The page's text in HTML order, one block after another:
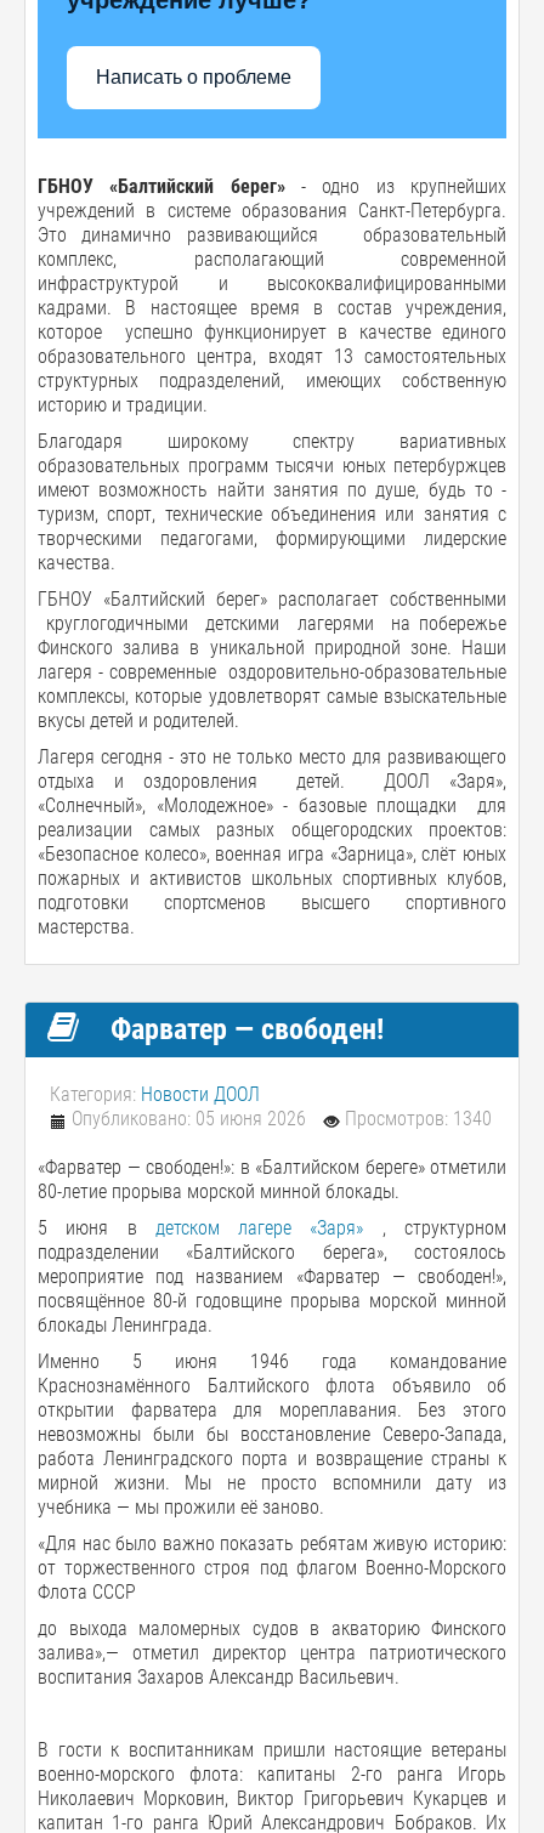
Написать о проблеме
ГБНОУ «Балтийский берег»- одно из крупнейших
учреждений в системе образования Санкт-Петербурга.
Это динамично развивающийся образовательный
комплекс, располагающий современной
инфраструктурой и высококвалифицированными
кадрами. В настоящее время в состав учреждения,
которое успешно функционирует в качестве единого
образовательного центра, входят 13 самостоятельных
структурных подразделений, имеющих собственную
историю и традиции.
Благодаря широкому спектру вариативных
образовательных программ тысячи юных петербуржцев
имеют возможность найти занятия по душе, будь то -
туризм, спорт, технические объединения или занятия с
творческими педагогами, формирующими лидерские
качества.
ГБНОУ «Балтийский берег» располагает собственными
круглогодичными детскими лагерями на побережье
Финского залива в уникальной природной зоне. Наши
лагеря - современные оздоровительно-образовательные
комплексы, которые удовлетворят самые взыскательные
вкусы детей и родителей.
Лагеря сегодня - это не только место для развивающего
отдыха и оздоровления детей. ДООЛ «Заря»,
«Солнечный», «Молодежное» - базовые площадки для
реализации самых разных общегородских проектов:
«Безопасное колесо», военная игра «Зарница», слёт юных
пожарных и активистов школьных спортивных клубов,
подготовки спортсменов высшего спортивного
мастерства.
Фарватер — свободен!
Категория: Новости ДООЛ
Опубликовано: 05 июня 2026
Просмотров: 1340
«Фарватер — свободен!»: в «Балтийском береге» отметили
80-летие прорыва морской минной блокады.
5 июня в детском лагере «Заря» , структурном
подразделении «Балтийского берега», состоялось
мероприятие под названием «Фарватер — свободен!»,
посвящённое 80-й годовщине прорыва морской минной
блокады Ленинграда.
Именно 5 июня 1946 года командование
Краснознамённого Балтийского флота объявило об
открытии фарватера для мореплавания. Без этого
невозможны были бы восстановление Северо-Запада,
работа Ленинградского порта и возвращение страны к
мирной жизни. Мы не просто вспомнили дату из
учебника — мы прожили её заново.
«Для нас было важно показать ребятам живую историю:
от торжественного строя под флагом Военно-Морского
Флота СССР
до выхода маломерных судов в акваторию Финского
залива»,— отметил директор центра патриотического
воспитания Захаров Александр Васильевич.
В гости к воспитанникам пришли настоящие ветераны
военно-морского флота: капитаны 2-го ранга Игорь
Николаевич Морковин, Виктор Григорьевич Кукарцев и
капитан 1-го ранга Юрий Александрович Бобраков. Их